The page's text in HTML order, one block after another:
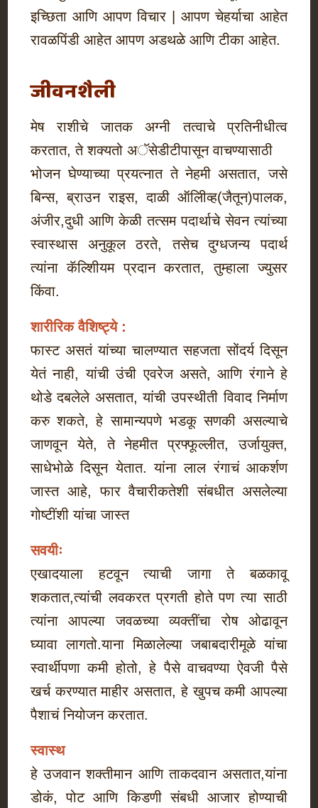
इच्छिता आणि आपण विचार | आपण चेहर्याचा आहेत
रावळपिंडी आहेत आपण अडथळे आणि टीका आहेत.
जीवनशैली
मेष राशीचे जातक अग्नी तत्वाचे प्रतिनीधीत्व
करतात, ते शक्यतो अॅसेडीटीपासून वाचण्यासाठी
भोजन घेण्याच्या प्रयत्नात ते नेहमी असतात, जसे
बिन्स, ब्राउन राइस, दाळी ऑलिीव्ह(जैतून)पालक,
अंजीर,दुधी आणि केळी तत्सम पदार्थाचे सेवन त्यांच्या
स्वास्थास अनुकूल ठरते, तसेच दुग्धजन्य पदार्थ
त्यांना कॅल्शिीयम प्रदान करतात, तुम्हाला ज्युसर
किंवा.
शारीरिक वैशिष्ट्ये :
फास्ट असतं यांच्या चालण्यात सहजता सोंदर्य दिसून
येतं नाही, यांची उंची एवरेज असते, आणि रंगाने हे
थोडे दबलेले असतात, यांची उपस्थीती विवाद निर्माण
करु शकते, हे सामान्यपणे भडकू सणकी असल्याचे
जाणवून येते, ते नेहमीत प्रफ्फूल्लीत, उर्जायुक्त,
साधेभोळे दिसून येतात. यांना लाल रंगाचं आकर्शण
जास्त आहे, फार वैचारीकतेशी संबधीत असलेल्या
गोष्टींशी यांचा जास्त
सवयीः
एखादयाला हटवून त्याची जागा ते बळकावू
शकतात,त्यांची लवकरत प्रगती होते पण त्या साठी
त्यांना आपल्या जवळच्या व्यक्तींचा रोष ओढावून
घ्यावा लागतो.याना मिळालेल्या जबाबदारीमूळे यांचा
स्वार्थीपणा कमी होतो, हे पैसे वाचवण्या ऐवजी पैसे
खर्च करण्यात माहीर असतात, हे खुपच कमी आपल्या
पैशाचं नियोजन करतात.
स्वास्थ
हे उजवान शक्तीमान आणि ताकदवान असतात,यांना
डोकं, पोट आणि किडणी संबधी आजार होण्याची